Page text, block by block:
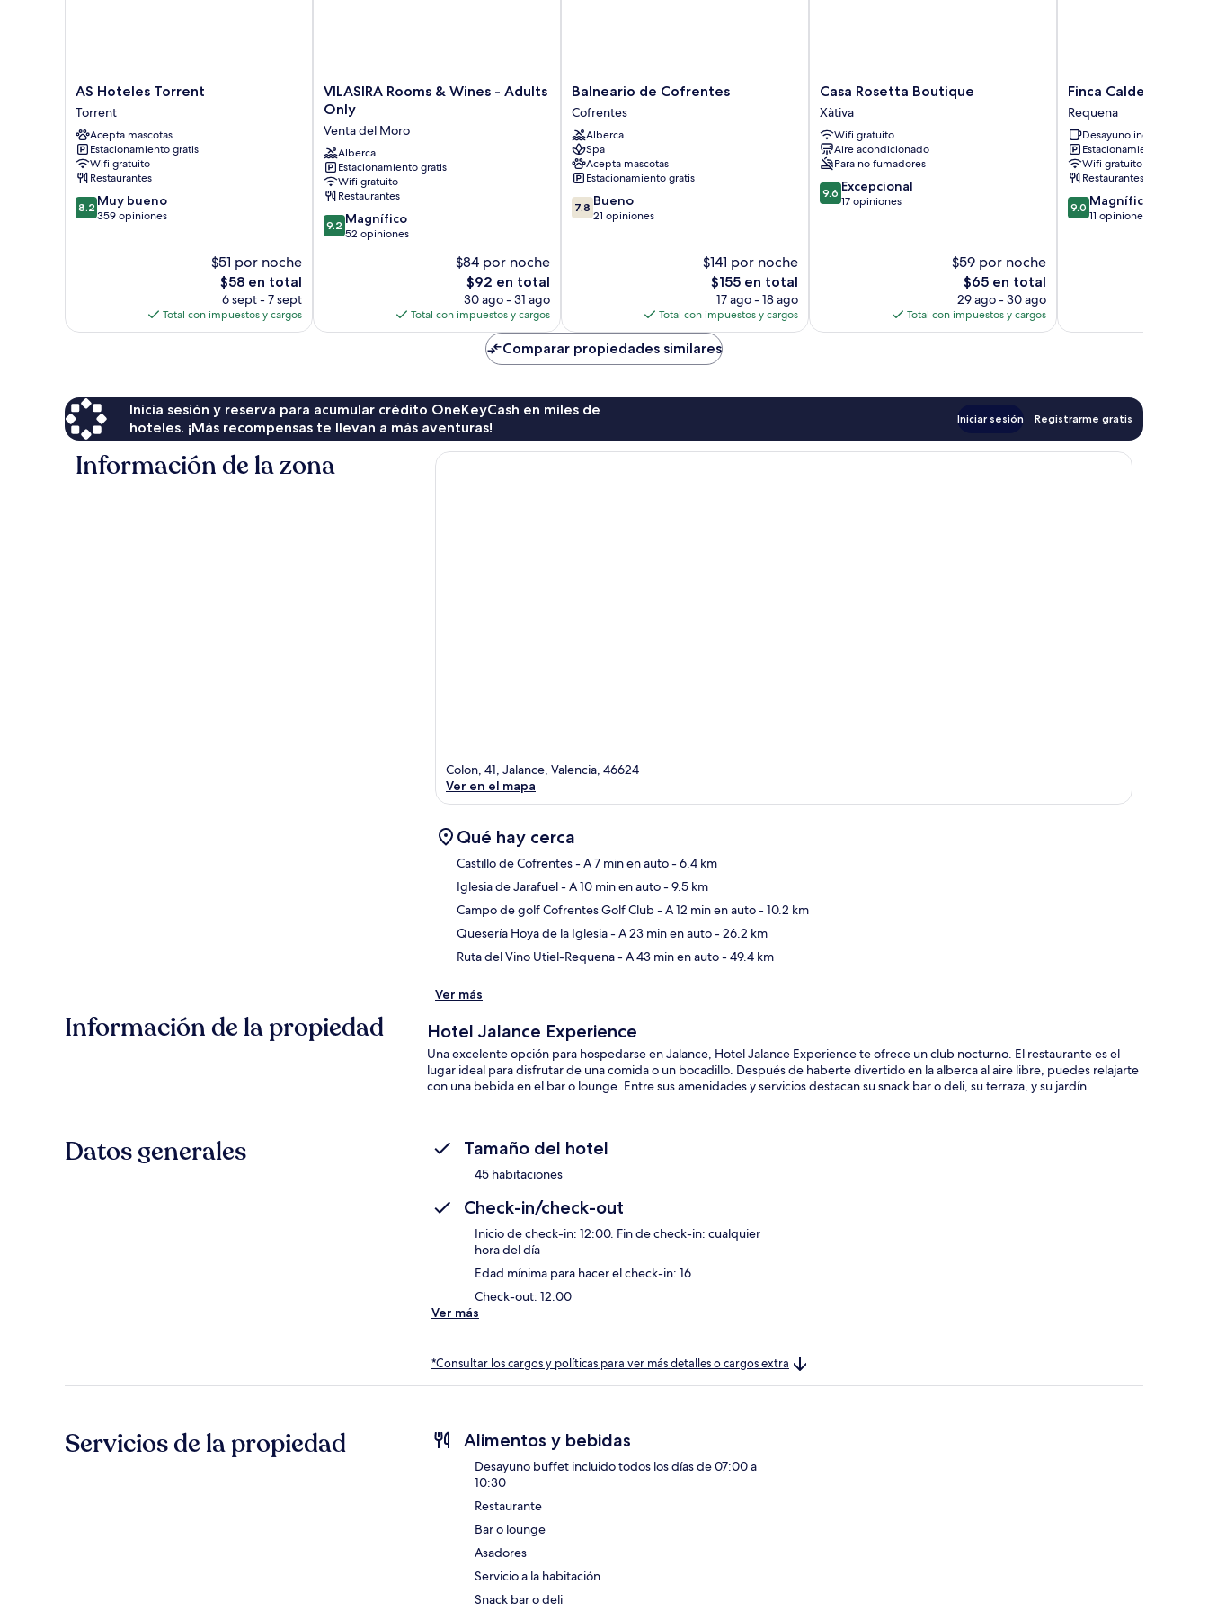
AS
Hoteles
Torrent
Torrent
AS Hoteles Torrent
Torrent
Acepta mascotas
Estacionamiento gratis
Wifi gratuito
Restaurantes
8.2
de
8.2 Muy bueno
359 opiniones
$51 por noche
El
precio
actual
es
$58 en total
6 sept - 7 sept
Total con impuestos y cargos
VILASIRA
Rooms
Wines
-
Adults
Only
Venta
del
Moro
VILASIRA Rooms & Wines - Adults
Only
Venta del Moro
Alberca
Estacionamiento gratis
Wifi gratuito
Restaurantes
9.2
de
9.2 Magnífico
52 opiniones
$84 por noche
El
precio
actual
es
$92 en total
30 ago - 31 ago
Total con impuestos y cargos
Balneario
de
Cofrentes
Cofrentes
Balneario de Cofrentes
Cofrentes
Alberca
Spa
Acepta mascotas
Estacionamiento gratis
7.8
de
7.8 Bueno
21 opiniones
$141 por noche
El
precio
actual
es
de
$155
$155 en total
17 ago - 18 ago
Total con impuestos y cargos
Casa
Rosetta
Boutique
Xàtiva
Casa Rosetta Boutique
Xàtiva
Wifi gratuito
Aire acondicionado
Para no fumadores
9.6
de
9.6 Excepcional
17 opiniones
$59 por noche
El
precio
actual
es
$65 en total
29 ago - 30 ago
Total con impuestos y cargos
Finca
Calderón
Enoresort
Requena
Finca Calderón
Requena
Desayuno incluido
Estacionamiento gratis
Wifi gratuito
Restaurantes
9.0
de
9.0 Magnífico
11 opiniones
Comparar propiedades similares
Inicia sesión y reserva para acumular crédito OneKeyCash en miles de
hoteles. ¡Más recompensas te llevan a más aventuras!
Iniciar sesión Registrarme gratis
Información de la zona
Sección del mapa
Colon, 41, Jalance, Valencia, 46624
Ver en el mapa
Qué hay cerca
Castillo de Cofrentes- A 7 min en auto- 6.4 km
Iglesia de Jarafuel- A 10 min en auto- 9.5 km
Campo de golf Cofrentes Golf Club- A 12 min en auto- 10.2 km
Quesería Hoya de la Iglesia- A 23 min en auto- 26.2 km
Ruta del Vino Utiel-Requena- A 43 min en auto- 49.4 km
Ver más
Información de la propiedad Hotel Jalance Experience
Una excelente opción para hospedarse en Jalance, Hotel Jalance Experience te ofrece un club nocturno. El restaurante es el
lugar ideal para disfrutar de una comida o un bocadillo. Después de haberte divertido en la alberca al aire libre, puedes relajarte
con una bebida en el bar o lounge. Entre sus amenidades y servicios destacan su snack bar o deli, su terraza, y su jardín.
Datos generales Tamaño del hotel
45 habitaciones
Check-in/check-out
Inicio de check-in: 12:00. Fin de check-in: cualquier
hora del día
Edad mínima para hacer el check-in: 16
Check-out: 12:00
Ver más
*Consultar los cargos y políticas para ver más detalles o cargos extra
Servicios de la propiedad Alimentos y bebidas
Desayuno buffet incluido todos los días de 07:00 a
10:30
Restaurante
Bar o lounge
Asadores
Servicio a la habitación
Snack bar o deli